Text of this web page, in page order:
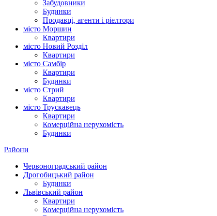
Забудовники
Будинки
Продавці, агенти і ріелтори
місто Моршин
Квартири
місто Новий Розділ
Квартири
місто Самбір
Квартири
Будинки
місто Стрий
Квартири
місто Трускавець
Квартири
Комерційна нерухомість
Будинки
Райони
Червоноградський район
Дрогобицький район
Будинки
Львівський район
Квартири
Комерційна нерухомість